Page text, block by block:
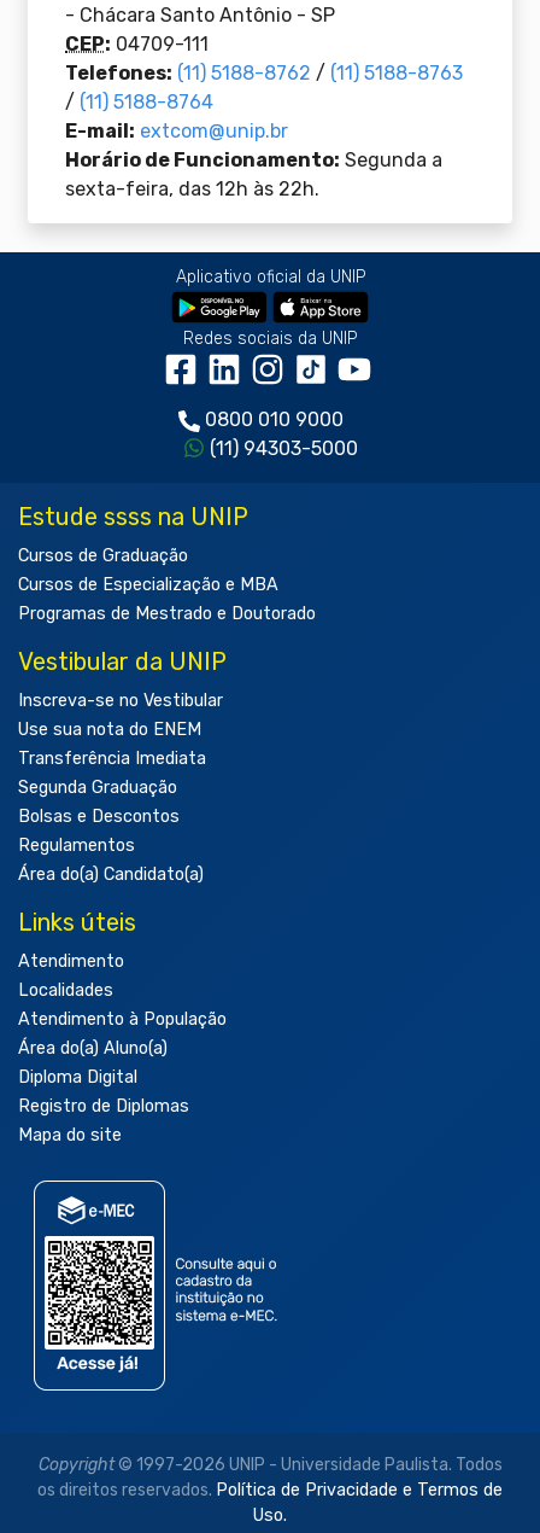
- Chácara Santo Antônio - SP
CEP: 04709-111
Telefones: (11) 5188-8762 / (11) 5188-8763
/ (11) 5188-8764
E-mail: extcom@unip.br
Horário de Funcionamento: Segunda a
sexta-feira, das 12h às 22h.
Aplicativo oficial da UNIP
Redes sociais da UNIP
0800 010 9000
(11) 94303-5000
Estude ssss na UNIP
Cursos de Graduação
Cursos de Especialização e MBA
Programas de Mestrado e Doutorado
Vestibular da UNIP
Inscreva-se no Vestibular
Use sua nota do ENEM
Transferência Imediata
Segunda Graduação
Bolsas e Descontos
Regulamentos
Área do(a) Candidato(a)
Links úteis
Atendimento
Localidades
Atendimento à População
Área do(a) Aluno(a)
Diploma Digital
Registro de Diplomas
Mapa do site
Copyright© 1997-2026 UNIP - Universidade Paulista. Todos
os direitos reservados. Política de Privacidade e Termos de
Uso.